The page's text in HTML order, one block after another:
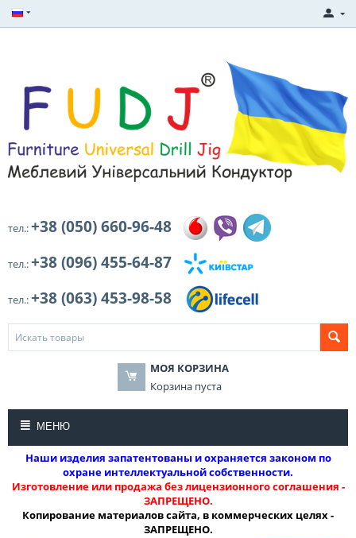
тел.:+38 (050) 660-96-48
тел.:+38 (096) 455-64-87
тел.:+38 (063) 453-98-58
МОЯ КОРЗИНА
Корзина пуста
МЕНЮ
Наши изделия запатентованы и охраняется законом по
охране интеллектуальной собственности.
Изготовление или продажа без лицензионного соглашения -
ЗАПРЕЩЕНО.
Копирование материалов сайта, в коммерческих целях -
ЗАПРЕЩЕНО.